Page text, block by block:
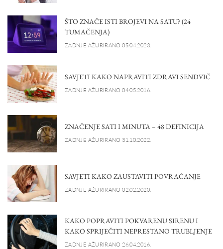
ŠTO ZNAČE ISTI BROJEVI NA SATU? (24
TUMAČENJA)
ZADNJE AŽURIRANO 05.04.2023.
SAVJETI KAKO NAPRAVITI ZDRAVI SENDVIČ
ZADNJE AŽURIRANO 04.05.2016.
ZNAČENJE SATI I MINUTA – 48 DEFINICIJA
ZADNJE AŽURIRANO 31.10.2022.
SAVJETI KAKO ZAUSTAVITI POVRAĆANJE
ZADNJE AŽURIRANO 02.02.2020.
KAKO POPRAVITI POKVARENU SIRENU I
KAKO SPRIJEČITI NEPRESTANO TRUBLJENJE
ZADNJE AŽURIRANO 26.04.2016.